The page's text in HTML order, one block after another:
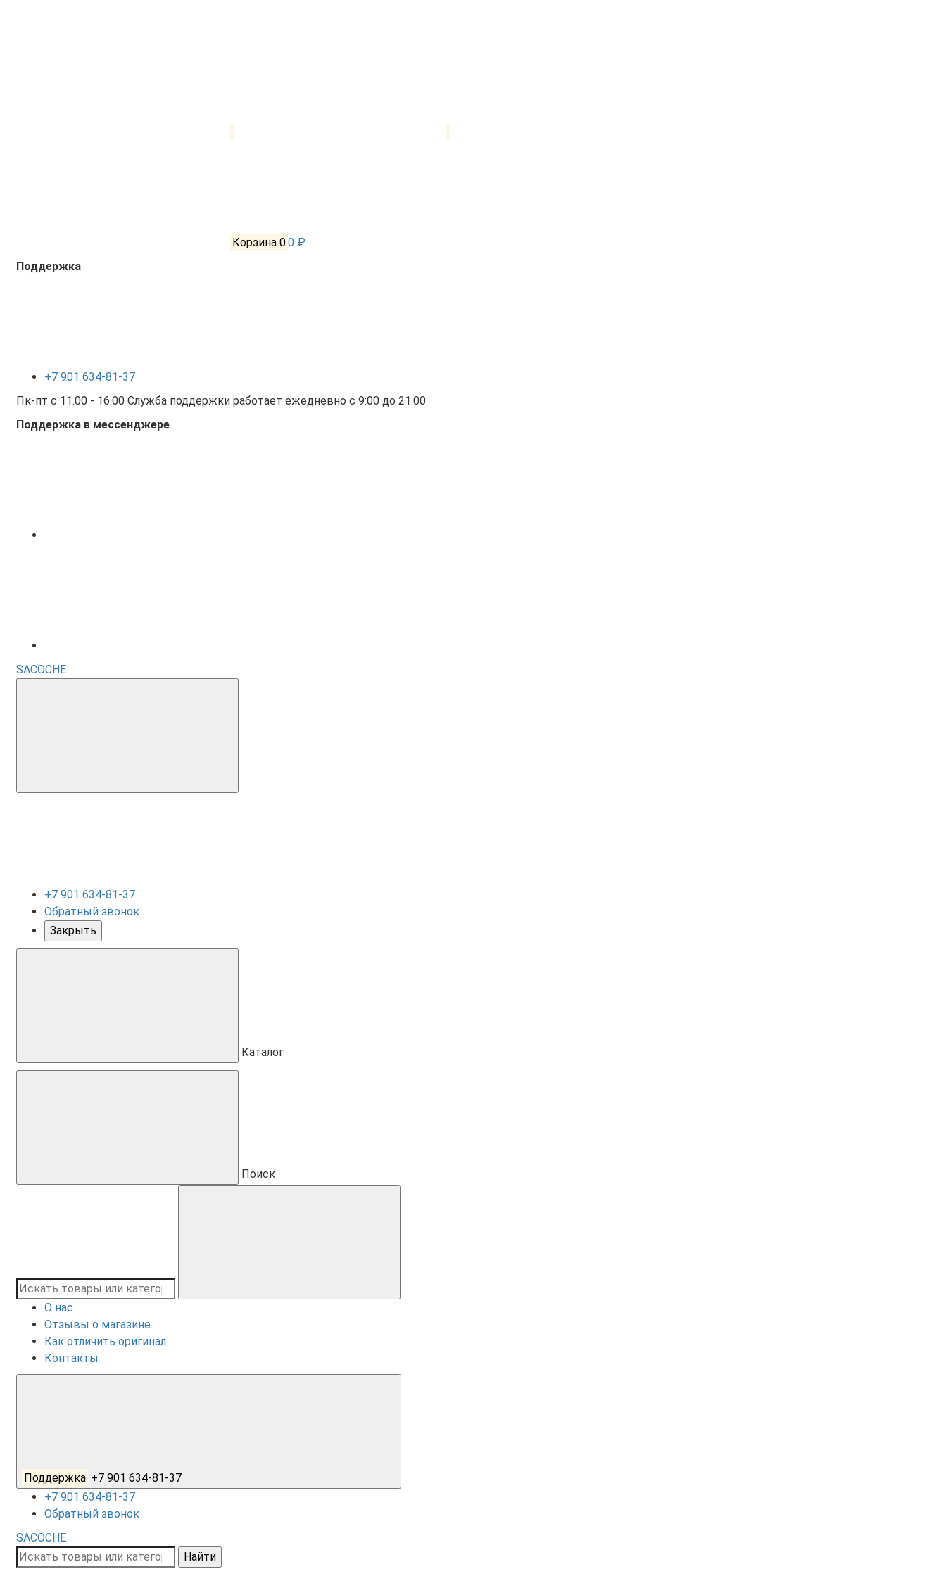
Корзина 00 ₽
Поддержка
+7 901 634-81-37
Пк-пт с 11.00 - 16.00 Служба поддержки работает ежедневно с 9:00 до 21:00
Поддержка в мессенджере
SACOCHE
+7 901 634-81-37
Обратный звонок
Закрыть
Каталог
Поиск
О нас
Отзывы о магазине
Как отличить оригинал
Контакты
Поддержка +7 901 634-81-37
+7 901 634-81-37
Обратный звонок
SACOCHE
Найти